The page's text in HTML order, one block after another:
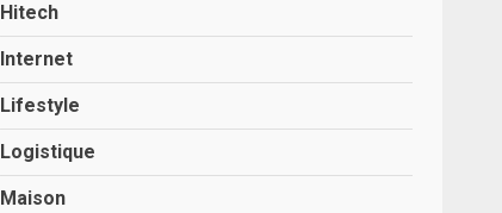
Hitech
Internet
Lifestyle
Logistique
Maison